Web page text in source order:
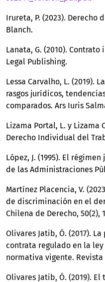
Irureta, P. (2023).
Blanch.
Lanata, G. (2010).
Legal Publishing.
Lessa Carvalho, L. (2019).
rasgos jurídicos,
comparados. Ars Iuris
Lizama Portal, L. y Lizama
Derecho Individual del
López, J. (1995). El
de las Administraciones
Martínez Placencia, V.
de discriminación en el
Chilena de Derecho, 50(2),
Olivares Jatib, Ó. (2017).
contrata regulado en la
normativa vigente. Revista
Olivares Jatib, Ó. (2019).